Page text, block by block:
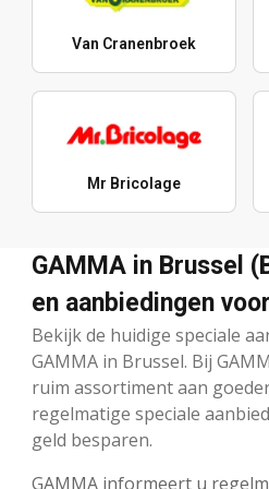
Van Cranenbroek
Mr Bricolage
GAMMA in Brussel
en aanbiedingen
Bekijk de huidige speciale
GAMMA in Brussel. Bij
ruim assortiment aan
regelmatige speciale
geld besparen.
GAMMA informeert u